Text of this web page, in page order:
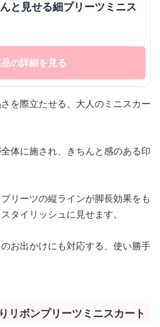
と見せる細プリーツミニス
の詳細を見る
を際立たせる、大人のミニスカー
体に施され、きちんと感のある印
リーツの縦ラインが脚長効果をも
タイリッシュに見せます。
お出かけにも対応する、使い勝手
リボンプリーツミニスカート